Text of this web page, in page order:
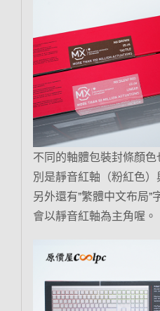
不同的軸體包裝封條顏
別是靜音紅軸（粉紅色）
另外還有”繁體中文布局
會以靜音紅軸為主角喔。